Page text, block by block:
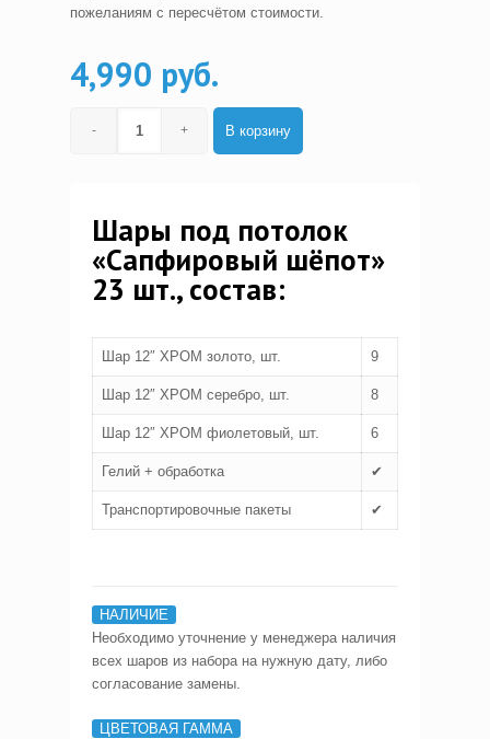
пожеланиям с пересчётом стоимости.
4,990 руб.
В корзину
Шары под потолок
«Сапфировый шёпот»
23 шт., состав:
Шар 12″ ХРОМ золото, шт. 9
Шар 12″ ХРОМ серебро, шт. 8
Шар 12″ ХРОМ фиолетовый, шт. 6
Гелий + обработка ✔
Транспортировочные пакеты ✔
НАЛИЧИЕ
Необходимо уточнение у менеджера наличия
всех шаров из набора на нужную дату, либо
согласование замены.
ЦВЕТОВАЯ ГАММА